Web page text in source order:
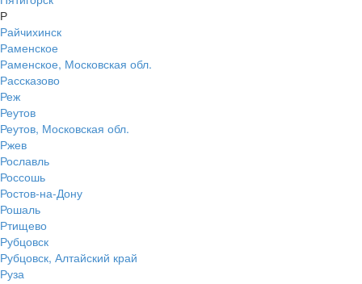
Р
Райчихинск
Раменское
Раменское, Московская обл.
Рассказово
Реж
Реутов
Реутов, Московская обл.
Ржев
Рославль
Россошь
Ростов-на-Дону
Рошаль
Ртищево
Рубцовск
Рубцовск, Алтайский край
Руза